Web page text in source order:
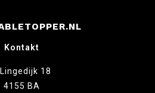
Kontakt
Lingedijk 18
4155 BA